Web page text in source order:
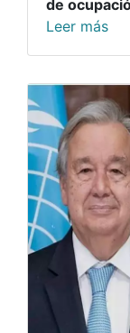
de
Leer más